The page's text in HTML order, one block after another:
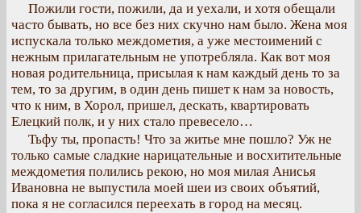
Пожили гости, пожили, да и уехали, и хотя обещали
часто бывать, но все без них скучно нам было. Жена моя
испускала только междометия, а уже местоимений с
нежным прилагательным не употребляла. Как вот моя
новая родительница, присылая к нам каждый день то за
тем, то за другим, в один день пишет к нам за новость,
что к ним, в Хорол, пришел, дескать, квартировать
Елецкий полк, и у них стало превесело…
Тьфу ты, пропасть! Что за житье мне пошло? Уж не
только самые сладкие нарицательные и восхитительные
междометия полились рекою, но моя милая Анисья
Ивановна не выпустила моей шеи из своих объятий,
пока я не согласился переехать в город на месяц.